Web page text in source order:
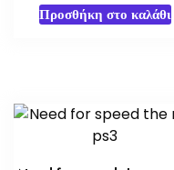
Προσθήκη στο καλάθι